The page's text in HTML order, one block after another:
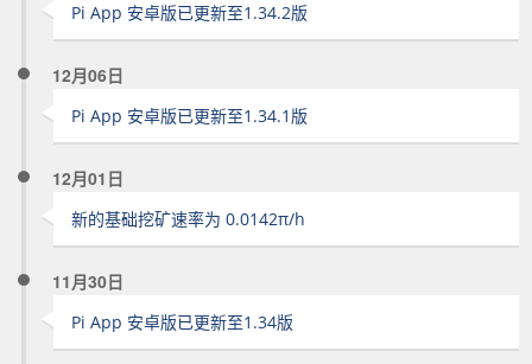
Pi App 安卓版已更新至1.34.2版
12月06日
Pi App 安卓版已更新至1.34.1版
12月01日
新的基础挖矿速率为 0.0142π/h
11月30日
Pi App 安卓版已更新至1.34版